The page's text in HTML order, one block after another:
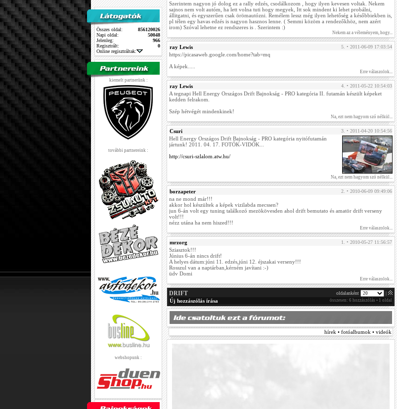
Összes oldal:
856120026
Napi oldal:
50048
Jelenleg:
966
Regisztrált:
0
Online regisztráltak:
kiemelt partnerünk :
további partnereink :
webshopunk :
Szerintem nagyon jó dolog ez a rally edzés, csodálkozom , hogy ilyen kevesen voltak. Nekem
sajnos nem volt autóm, ha lett volna tuti hogy megyek, Itt sok mindent ki lehet probálni,
állitgatni, és egyszerűen csak örömautózni. Remélem lessz még ilyen lehetőség a későbbiekben is,
pl télen egy havas edzés is nagyon hasznos lenne. ( Semmi közöm a rendezőkhöz, nem azért
irom) Szóval lehetne ez rendszeres is . Szerintem :)
Nekem az a véleményem, hogy...
ray Lewis 5. • 2011-06-09 17:03:54
https://picasaweb.google.com/home?tab=mq
A képek.....
Erre válaszolok...
ray Lewis 4. • 2011-05-22 10:54:03
A tegnapi Hell Energy Országos Drift Bajnokság - PRO kategória II. futamán készült képeket
kedden felrakom.
Szép hétvégét mindenkinek!
Na, ezt nem hagyom szó nélkül...
Csuri 3. • 2011-04-20 10:54:56
Hell Energy Országos Drift Bajnokság - PRO kategória nyitófutamán
jártunk! 2011. 04. 17. FOTÓK-VIDÓK...
http://csuri-szlalom.atw.hu/
Na, ezt nem hagyom szó nélkül...
borzapeter 2. • 2010-06-09 09:49:06
na ne mond már!!!
akkor hol készültek a képek vizilabda mecssen?
jun 6-án volt egy tuning találkozó mezökövesden ahol drift bemutato és amatör drift verseny
volt!!!
nézz utána ha nem hiszed!!!
Erre válaszolok...
mrzorg 1. • 2010-05-27 11:56:57
Sziasztok!!!
Június 6-án nincs drift!
A helyes dátum:júni 11. edzés,júni 12. éjszakai verseny!!!
Rosszul van a naptárban,kérném javítani :-)
üdv Domi
Erre válaszolok...
DRIFT oldalanként
Új hozzászólás írása összesen: 6 hozzászólás • 1 oldal
hírek • fotóalbumok • videók